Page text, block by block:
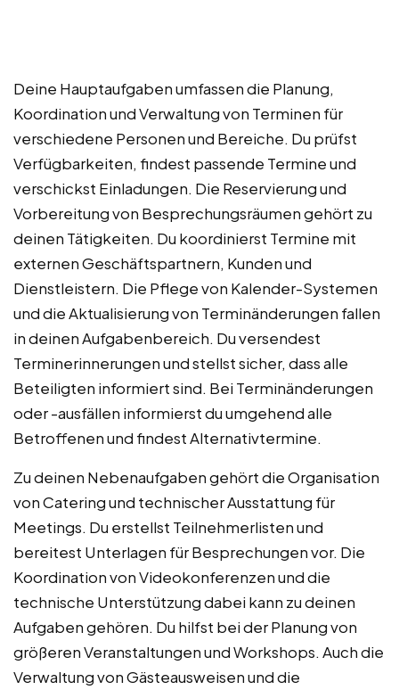
Deine Hauptaufgaben umfassen die Planung,
Koordination und Verwaltung von Terminen für
verschiedene Personen und Bereiche. Du prüfst
Verfügbarkeiten, findest passende Termine und
verschickst Einladungen. Die Reservierung und
Vorbereitung von Besprechungsräumen gehört zu
deinen Tätigkeiten. Du koordinierst Termine mit
externen Geschäftspartnern, Kunden und
Dienstleistern. Die Pflege von Kalender-Systemen
und die Aktualisierung von Terminänderungen fallen
in deinen Aufgabenbereich. Du versendest
Terminerinnerungen und stellst sicher, dass alle
Beteiligten informiert sind. Bei Terminänderungen
oder -ausfällen informierst du umgehend alle
Betroffenen und findest Alternativtermine.
Zu deinen Nebenaufgaben gehört die Organisation
von Catering und technischer Ausstattung für
Meetings. Du erstellst Teilnehmerlisten und
bereitest Unterlagen für Besprechungen vor. Die
Koordination von Videokonferenzen und die
technische Unterstützung dabei kann zu deinen
Aufgaben gehören. Du hilfst bei der Planung von
größeren Veranstaltungen und Workshops. Auch die
Verwaltung von Gästeausweisen und die